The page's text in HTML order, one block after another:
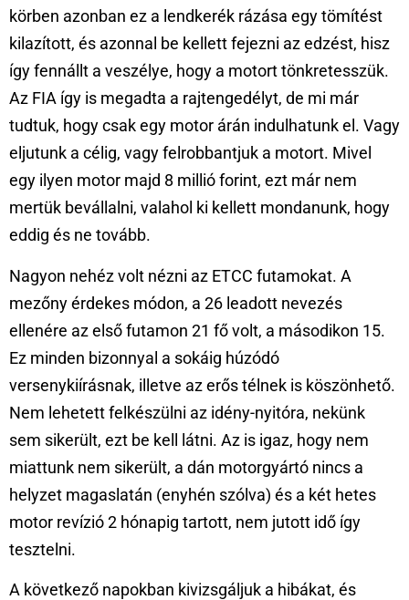
körben azonban ez a lendkerék rázása egy tömítést
kilazított, és azonnal be kellett fejezni az edzést, hisz
így fennállt a veszélye, hogy a motort tönkretesszük.
Az FIA így is megadta a rajtengedélyt, de mi már
tudtuk, hogy csak egy motor árán indulhatunk el. Vagy
eljutunk a célig, vagy felrobbantjuk a motort. Mivel
egy ilyen motor majd 8 millió forint, ezt már nem
mertük bevállalni, valahol ki kellett mondanunk, hogy
eddig és ne tovább.
Nagyon nehéz volt nézni az ETCC futamokat. A
mezőny érdekes módon, a 26 leadott nevezés
ellenére az első futamon 21 fő volt, a másodikon 15.
Ez minden bizonnyal a sokáig húzódó
versenykiírásnak, illetve az erős télnek is köszönhető.
Nem lehetett felkészülni az idény-nyitóra, nekünk
sem sikerült, ezt be kell látni. Az is igaz, hogy nem
miattunk nem sikerült, a dán motorgyártó nincs a
helyzet magaslatán (enyhén szólva) és a két hetes
motor revízió 2 hónapig tartott, nem jutott idő így
tesztelni.
A következő napokban kivizsgáljuk a hibákat, és